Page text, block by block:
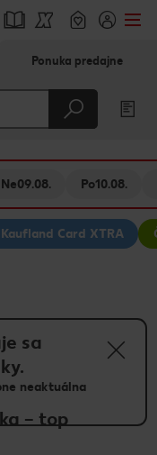
Ponuka predajne
Ne09.08. Po10.08.
Kaufland Card XTRA
sa
neaktuálna
– top